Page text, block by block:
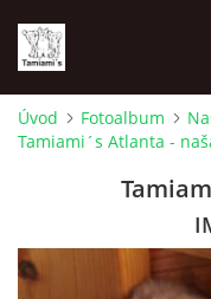
ÚVOD
VRHY
Úvod Fotoalbum
Tamiami´s Atlanta -